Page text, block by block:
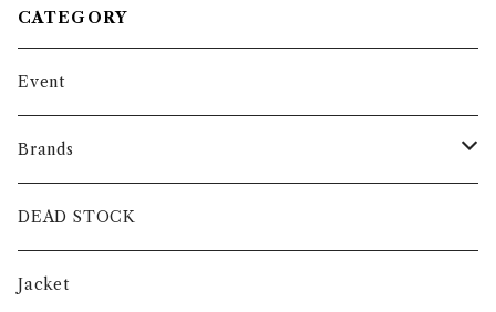
CATEGORY
Event
Brands
intch.
SHUREN
DEAD STOCK
Jacket